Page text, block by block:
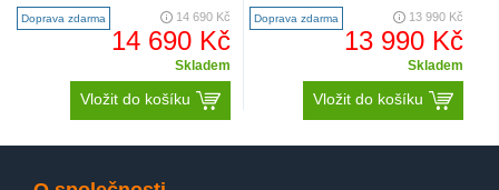
Černá mat Tlačítkové..
Doprava zdarma 14 690 Kč
14 690 Kč
Skladem
Vložit do košíku
Černá mat Ovládání p..
Doprava zdarma 13 990 Kč
13 990 Kč
Skladem
Vložit do košíku